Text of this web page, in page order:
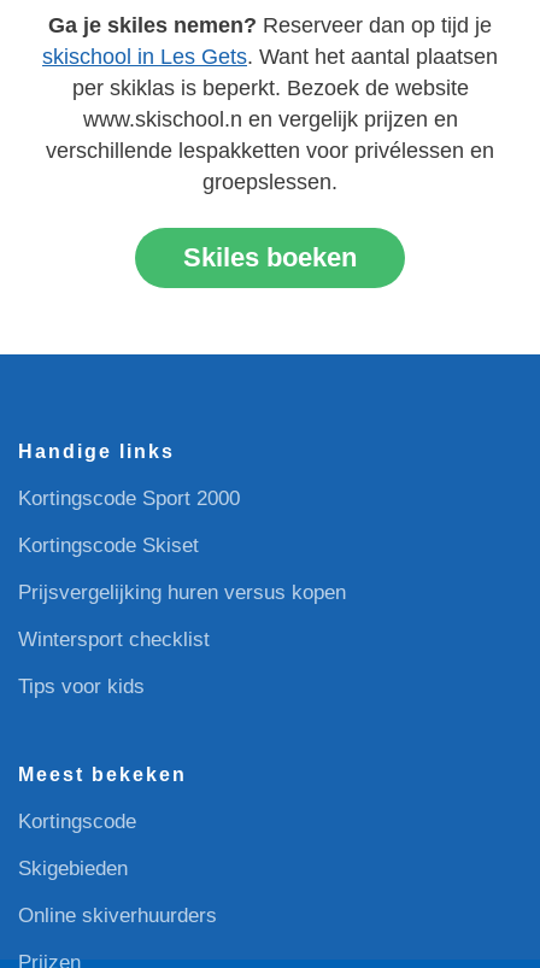
Ga je skiles nemen? Reserveer dan op tijd je
skischool in Les Gets. Want het aantal plaatsen
per skiklas is beperkt. Bezoek de website
www.skischool.n en vergelijk prijzen en
verschillende lespakketten voor privélessen en
groepslessen.
Skiles boeken
Handige links
Kortingscode Sport 2000
Kortingscode Skiset
Prijsvergelijking huren versus kopen
Wintersport checklist
Tips voor kids
Meest bekeken
Kortingscode
Skigebieden
Online skiverhuurders
Prijzen